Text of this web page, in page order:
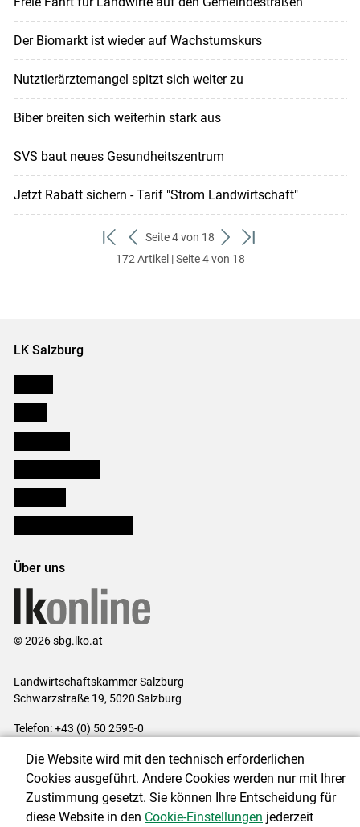
Der Biomarkt ist wieder auf Wachstumskurs
Nutztierärztemangel spitzt sich weiter zu
Biber breiten sich weiterhin stark aus
SVS baut neues Gesundheitszentrum
Jetzt Rabatt sichern - Tarif "Strom Landwirtschaft"
zum
ersten
zurück
zum
Seite 4 von 18
weiter
zum
zum
172 Artikel | Seite 4 von 18
LK Salzburg
Über uns
© 2026 sbg.lko.at
Landwirtschaftskammer Salzburg
Schwarzstraße 19, 5020 Salzburg
Telefon: +43 (0) 50 2595-0
Impressum|Kontakt|Datenschutzerklärung|Barrierefreiheit|
Cookie-Einstellungen
Die Website wird mit den technisch erforderlichen
Cookies ausgeführt. Andere Cookies werden nur mit Ihrer
Zustimmung gesetzt. Sie können Ihre Entscheidung für
diese Website in den Cookie-Einstellungen jederzeit